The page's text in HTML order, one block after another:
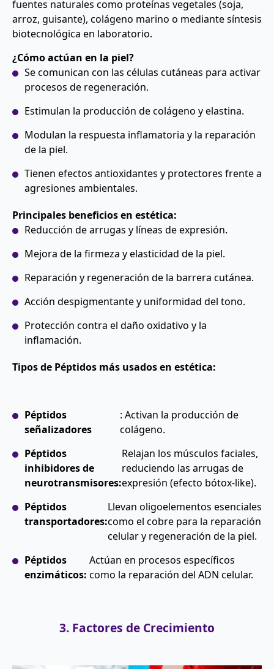
fuentes naturales como proteínas vegetales (soja,
arroz, guisante), colágeno marino o mediante síntesis
biotecnológica en laboratorio.
¿Cómo actúan en la piel?
Se comunican con las células cutáneas para activar
procesos de regeneración.
Estimulan la producción de colágeno y elastina.
Modulan la respuesta inflamatoria y la reparación
de la piel.
Tienen efectos antioxidantes y protectores frente a
agresiones ambientales.
Principales beneficios en estética:
Reducción de arrugas y líneas de expresión.
Mejora de la firmeza y elasticidad de la piel.
Reparación y regeneración de la barrera cutánea.
Acción despigmentante y uniformidad del tono.
Protección contra el daño oxidativo y la
inflamación.
Tipos de Péptidos más usados en estética:
Péptidos
señalizadores
: Activan la producción de
colágeno.
Péptidos
inhibidores de
neurotransmisores:
Relajan los músculos faciales,
reduciendo las arrugas de
expresión (efecto bótox-like).
Péptidos
transportadores:
Llevan oligoelementos esenciales
como el cobre para la reparación
celular y regeneración de la piel.
Péptidos
enzimáticos:
Actúan en procesos específicos
como la reparación del ADN celular.
3. Factores de Crecimiento